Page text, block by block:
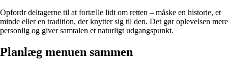
Opfordr deltagerne til at fortælle lidt om retten – måske en historie, et
minde eller en tradition, der knytter sig til den. Det gør oplevelsen mere
personlig og giver samtalen et naturligt udgangspunkt.
Planlæg menuen sammen